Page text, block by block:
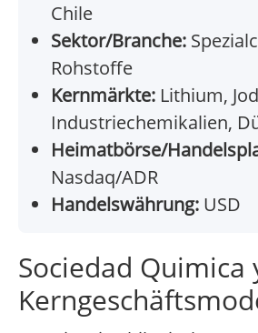
Chile
Sektor/Branche:
Rohstoffe
Kernmärkte: Lithium,
Industriechemikalien,
Heimatbörse/
Nasdaq/ADR
Handelswährung: USD
Sociedad Quimica